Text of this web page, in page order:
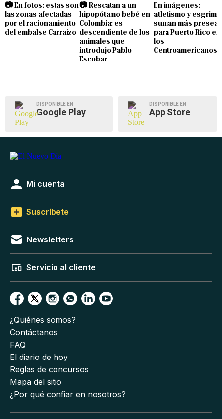
📷 En fotos: estas son
las zonas afectadas
por el racionamiento
del embalse Carraízo
📷 Rescatan a un
hipopótamo bebé en
Colombia: es
descendiente de los
animales que
introdujo Pablo
Escobar
En imágenes:
atletismo y esgrima
suman más preseas
para Puerto Rico en
los
Centroamericanos
DISPONIBLE EN
Google Play
DISPONIBLE EN
App Store
Mi cuenta
Suscríbete
Newsletters
Servicio al cliente
¿Quiénes somos?
Contáctanos
FAQ
El diario de hoy
Reglas de concursos
Mapa del sitio
¿Por qué confiar en nosotros?